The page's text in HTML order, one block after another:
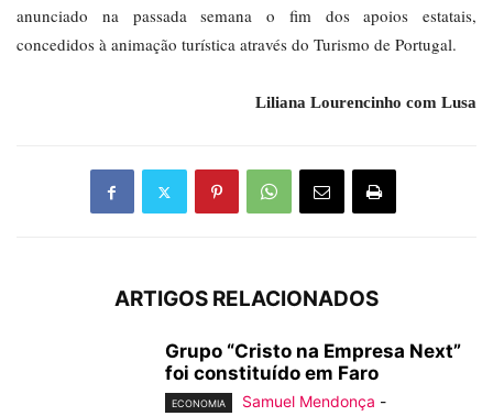
anunciado na passada semana o fim dos apoios estatais,
concedidos à animação turística através do Turismo de Portugal.
Liliana Lourencinho com Lusa
ARTIGOS RELACIONADOS
Grupo “Cristo na Empresa Next”
foi constituído em Faro
ECONOMIA Samuel Mendonça -